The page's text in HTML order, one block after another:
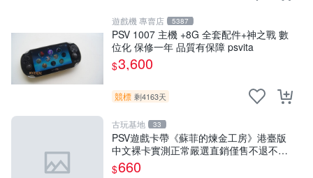
遊戲機 專賣店 5387
PSV 1007 主機 +8G 全套配件+神之戰 數
位化 保修一年 品質有保障 psvita
$3,600
競標 剩4163天
古玩基地 33
PSV遊戲卡帶《蘇菲的煉金工房》港臺版
中文裸卡實測正常嚴選直銷僅售不退不換
單次2張起享優惠 煉金工房 游戲卡帶 PSV
$660